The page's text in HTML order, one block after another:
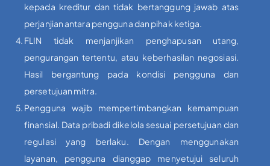
kepada kreditur dan tidak bertanggung jawab atas
perjanjian antara pengguna dan pihak ketiga.
FLIN tidak menjanjikan penghapusan utang,
pengurangan tertentu, atau keberhasilan negosiasi.
Hasil bergantung pada kondisi pengguna dan
persetujuan mitra.
Pengguna wajib mempertimbangkan kemampuan
finansial. Data pribadi dikelola sesuai persetujuan dan
regulasi yang berlaku. Dengan menggunakan
layanan, pengguna dianggap menyetujui seluruh